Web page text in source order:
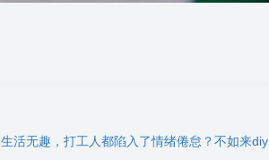
生活无趣，打工人都陷入了情绪倦怠？不如来diy一个电子玩具~